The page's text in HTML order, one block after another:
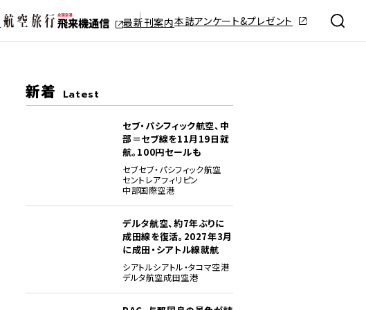
最新刊案内本誌アンケート&プレゼント
新着 Latest
セブ・パシフィック航空、中
部＝セブ線を11月19日就
航。100円セールも
セブセブ・パシフィック航空
セントレアフィリピン
中部国際空港
デルタ航空、約7年ぶりに
成田線を復活。2027年3月
に成田・シアトル線就航
シアトルシアトル・タコマ空港
デルタ航空成田空港